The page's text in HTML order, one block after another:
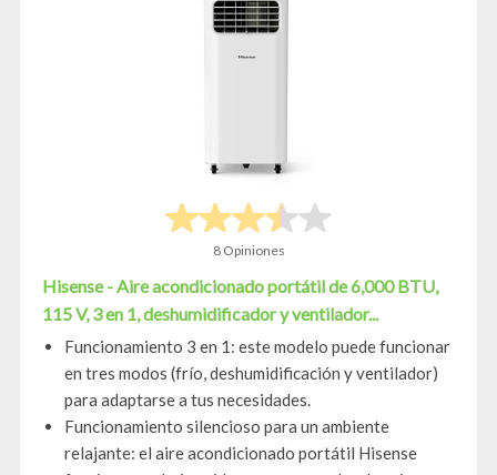
8 Opiniones
Hisense - Aire acondicionado portátil de 6,000 BTU,
115 V, 3 en 1, deshumidificador y ventilador...
Funcionamiento 3 en 1: este modelo puede funcionar
en tres modos (frío, deshumidificación y ventilador)
para adaptarse a tus necesidades.
Funcionamiento silencioso para un ambiente
relajante: el aire acondicionado portátil Hisense